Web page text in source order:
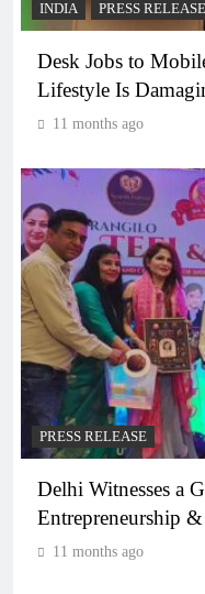
INDIA PRESS RELEASE
Desk Jobs to
Lifestyle Is
11 months ago
PRESS RELEASE
Delhi Witnesses a
Entrepreneurship
11 months ago